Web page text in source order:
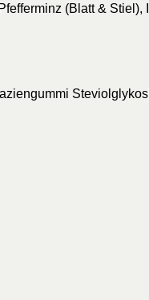
(Blatt & Stiel),